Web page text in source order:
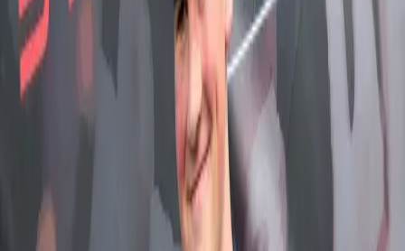
JACK ILIFFE
PILOTE F4 FFSA